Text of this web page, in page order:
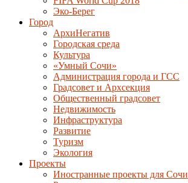
Эко-Берег
Город
АрхиНегатив
Городская среда
Культура
«Умный Сочи»
Администрация города и ГСС
Градсовет и Архсекция
Общественный градсовет
Недвижимость
Инфраструктура
Развитие
Туризм
Экология
Проекты
Иностранные проекты для Сочи